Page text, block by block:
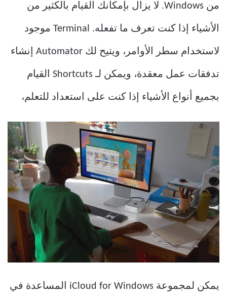
من Windows. لا يزال بإمكانك القيام بالكثير من
الأشياء إذا كنت تعرف ما تفعله. Terminal موجود
لاستخدام سطر الأوامر، ويتيح لك Automator إنشاء
تدفقات عمل معقدة، ويمكن لـ Shortcuts القيام
بجميع أنواع الأشياء إذا كنت على استعداد للتعلم،
يمكن لمجموعة iCloud for Windows المساعدة في